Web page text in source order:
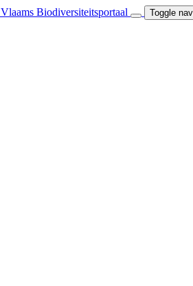
Vlaams Biodiversiteitsportaal Toggle